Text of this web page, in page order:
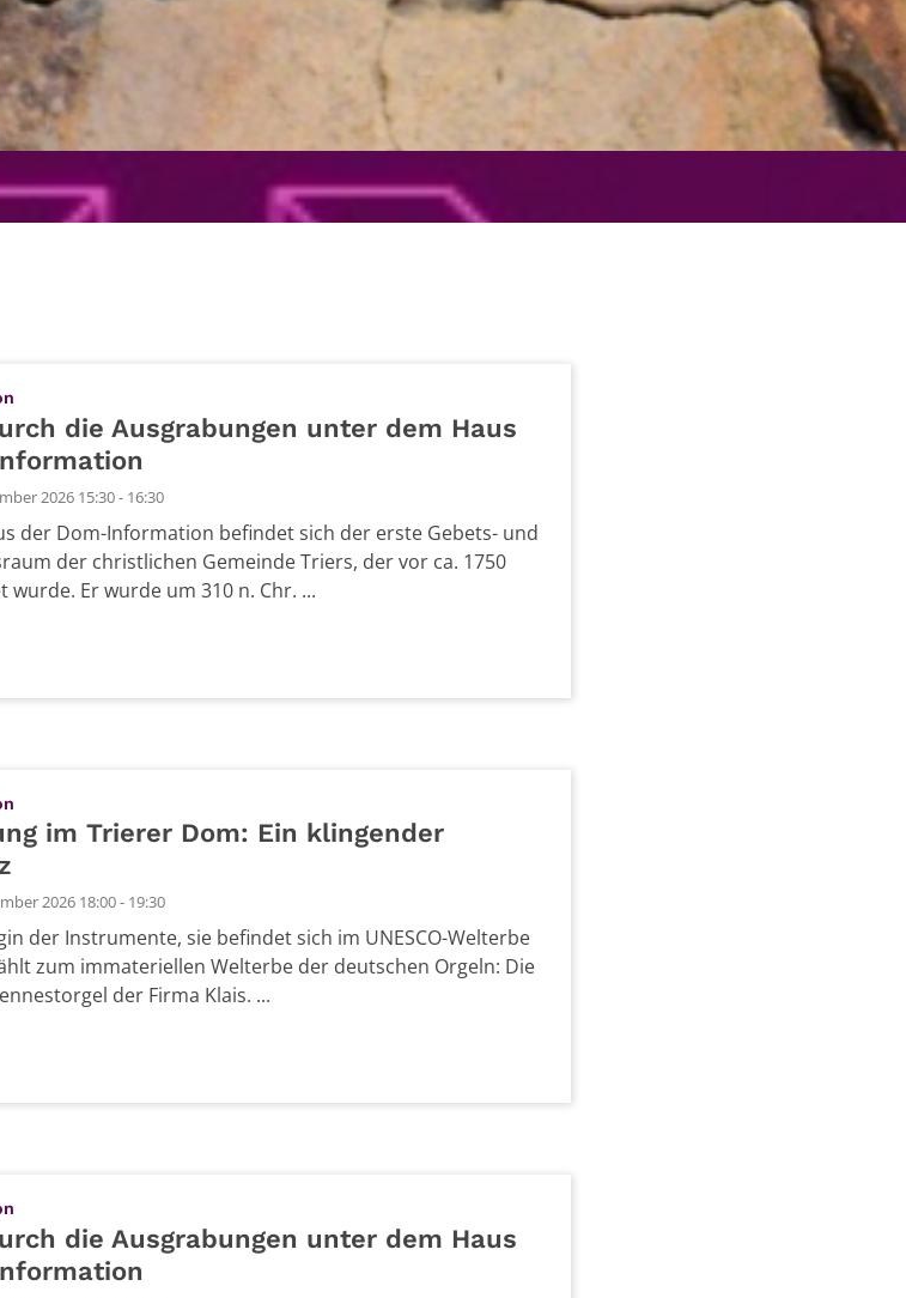
die Ausgrabungen unter dem Haus
2026 15:30 - 16:30
der Dom-Information befindet sich der erste Gebets- und
der christlichen Gemeinde Triers, der vor ca. 1750
wurde. Er wurde um 310 n. Chr. ...
im Trierer Dom: Ein klingender
2026 18:00 - 19:30
der Instrumente, sie befindet sich im UNESCO-Welterbe
zum immateriellen Welterbe der deutschen Orgeln: Die
der Firma Klais. ...
die Ausgrabungen unter dem Haus